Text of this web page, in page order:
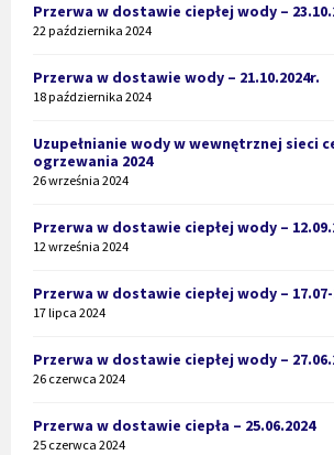
Przerwa w dostawie ciepłej wody –
22 października 2024
Przerwa w dostawie wody – 21.10.2024r.
18 października 2024
Uzupełnianie wody w wewnętrznej sieci
ogrzewania 2024
26 września 2024
Przerwa w dostawie ciepłej wody –
12 września 2024
Przerwa w dostawie ciepłej wody – 17.07-
17 lipca 2024
Przerwa w dostawie ciepłej wody –
26 czerwca 2024
Przerwa w dostawie ciepła – 25.06.2024
25 czerwca 2024